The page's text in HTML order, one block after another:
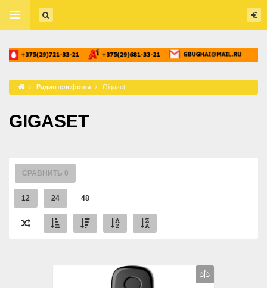
Радиотелефоны Gigaset
GIGASET
СРАВНИТЬ 0
12 24 48